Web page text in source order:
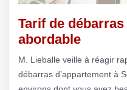
Tarif de
abordable
M. Lieballe veille à réagir
débarras d’appartement à